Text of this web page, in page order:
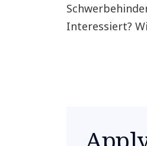
Interessiert?